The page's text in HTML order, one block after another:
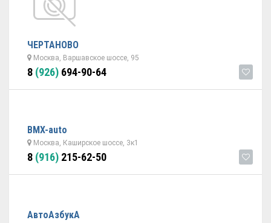
ЧЕРТАНОВО
Москва, Варшавское шоссе, 95
8 (926) 694-90-64
BMX-auto
Москва, Каширское шоссе, 3к1
8 (916) 215-62-50
АвтоАзбукА